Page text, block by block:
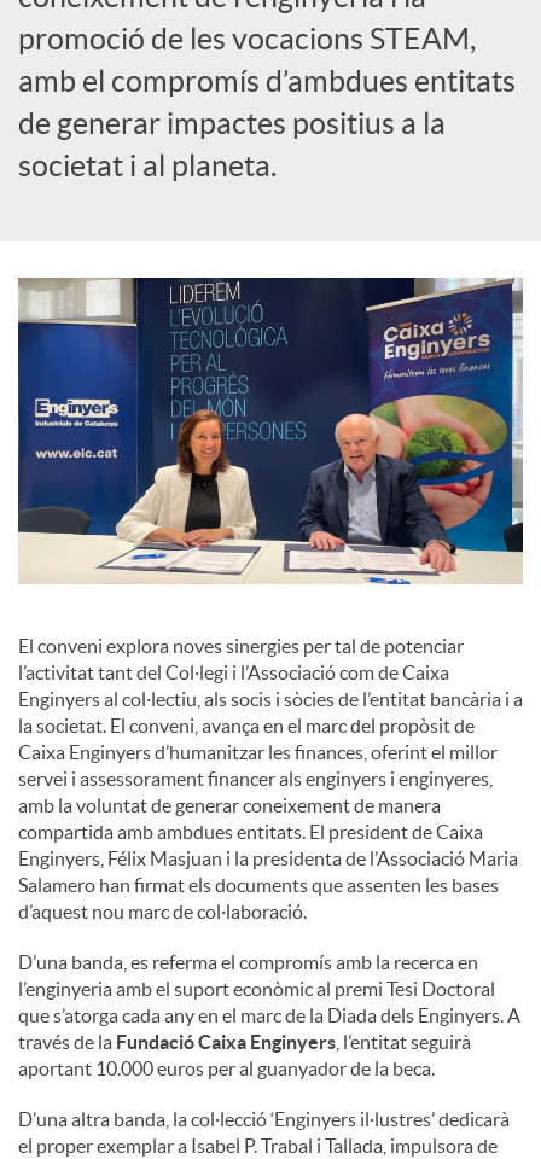
promoció de les vocacions STEAM,
amb el compromís d’ambdues entitats
de generar impactes positius a la
societat i al planeta.
El conveni explora noves sinergies per tal de potenciar
l’activitat tant del Col·legi i l’Associació com de Caixa
Enginyers al col·lectiu, als socis i sòcies de l’entitat bancària i a
la societat. El conveni, avança en el marc del propòsit de
Caixa Enginyers d’humanitzar les finances, oferint el millor
servei i assessorament financer als enginyers i enginyeres,
amb la voluntat de generar coneixement de manera
compartida amb ambdues entitats. El president de Caixa
Enginyers, Félix Masjuan i la presidenta de l’Associació Maria
Salamero han firmat els documents que assenten les bases
d’aquest nou marc de col·laboració.
D’una banda, es referma el compromís amb la recerca en
l’enginyeria amb el suport econòmic al premi Tesi Doctoral
que s’atorga cada any en el marc de la Diada dels Enginyers. A
través de la Fundació Caixa Enginyers , l’entitat seguirà
aportant 10.000 euros per al guanyador de la beca.
D’una altra banda, la col·lecció ‘Enginyers il·lustres’ dedicarà
el proper exemplar a Isabel P. Trabal i Tallada, impulsora de